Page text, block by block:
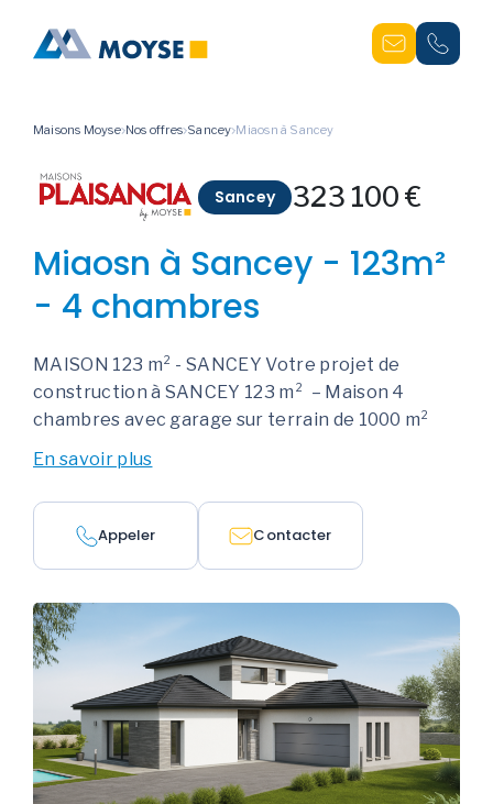
Maisons Moyse Nos offres Sancey Miaosn à Sancey
Sancey 323 100 €
Miaosn à Sancey - 123m²
- 4 chambres
MAISON 123 m² - SANCEY Votre projet de
construction à SANCEY 123 m² – Maison 4
chambres avec garage sur terrain de 1000 m²
En savoir plus
Appeler Contacter